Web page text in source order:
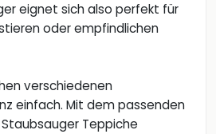
eignet sich also perfekt für
oder empfindlichen
verschiedenen
einfach. Mit dem passenden
Teppiche